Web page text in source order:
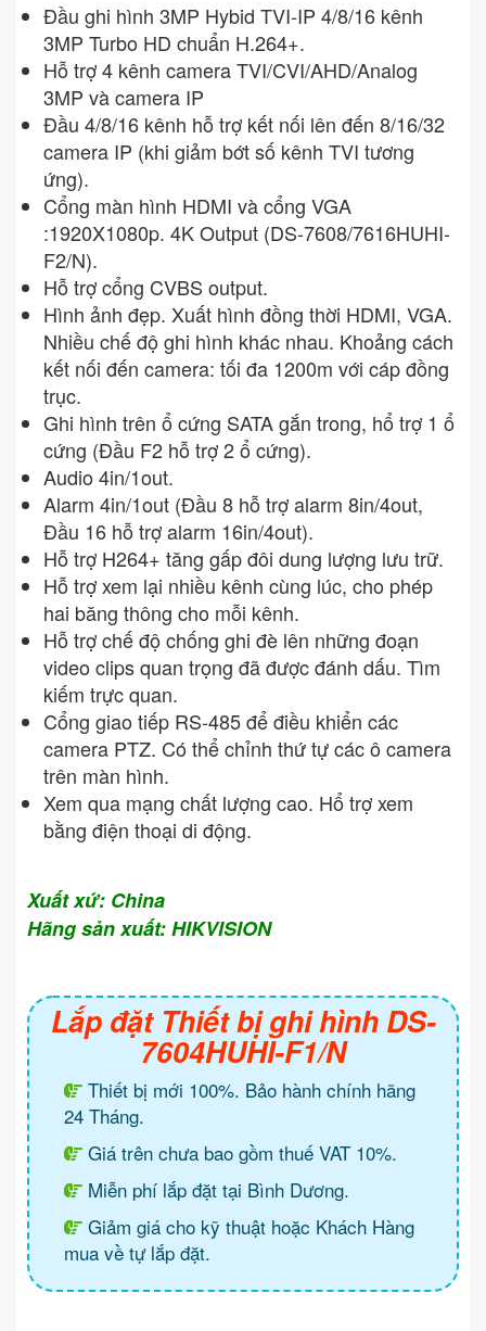
Đầu ghi hình 3MP Hybid TVI-IP 4/8/16 kênh
3MP Turbo HD chuẩn H.264+.
Hỗ trợ 4 kênh camera TVI/CVI/AHD/Analog
3MP và camera IP
Đầu 4/8/16 kênh hỗ trợ kết nối lên đến 8/16/32
camera IP (khi giảm bớt số kênh TVI tương
ứng).
Cổng màn hình HDMI và cổng VGA
:1920X1080p. 4K Output (DS-7608/7616HUHI-
F2/N).
Hỗ trợ cổng CVBS output.
Hình ảnh đẹp. Xuất hình đồng thời HDMI, VGA.
Nhiều chế độ ghi hình khác nhau. Khoảng cách
kết nối đến camera: tối đa 1200m với cáp đồng
trục.
Ghi hình trên ổ cứng SATA gắn trong, hổ trợ 1 ổ
cứng (Đầu F2 hỗ trợ 2 ổ cứng).
Audio 4in/1out.
Alarm 4in/1out (Đầu 8 hỗ trợ alarm 8in/4out,
Đầu 16 hỗ trợ alarm 16in/4out).
Hỗ trợ H264+ tăng gấp đôi dung lượng lưu trữ.
Hỗ trợ xem lại nhiều kênh cùng lúc, cho phép
hai băng thông cho mỗi kênh.
Hỗ trợ chế độ chống ghi đè lên những đoạn
video clips quan trọng đã được đánh dấu. Tìm
kiếm trực quan.
Cổng giao tiếp RS-485 để điều khiển các
camera PTZ. Có thể chỉnh thứ tự các ô camera
trên màn hình.
Xem qua mạng chất lượng cao. Hổ trợ xem
bằng điện thoại di động.
Xuất xứ: China
Hãng sản xuất: HIKVISION
Lắp đặt Thiết bị ghi hình DS-
7604HUHI-F1/N
Thiết bị mới 100%. Bảo hành chính hãng
24 Tháng.
Giá trên chưa bao gồm thuế VAT 10%.
Miễn phí lắp đặt tại Bình Dương.
Giảm giá cho kỹ thuật hoặc Khách Hàng
mua về tự lắp đặt.